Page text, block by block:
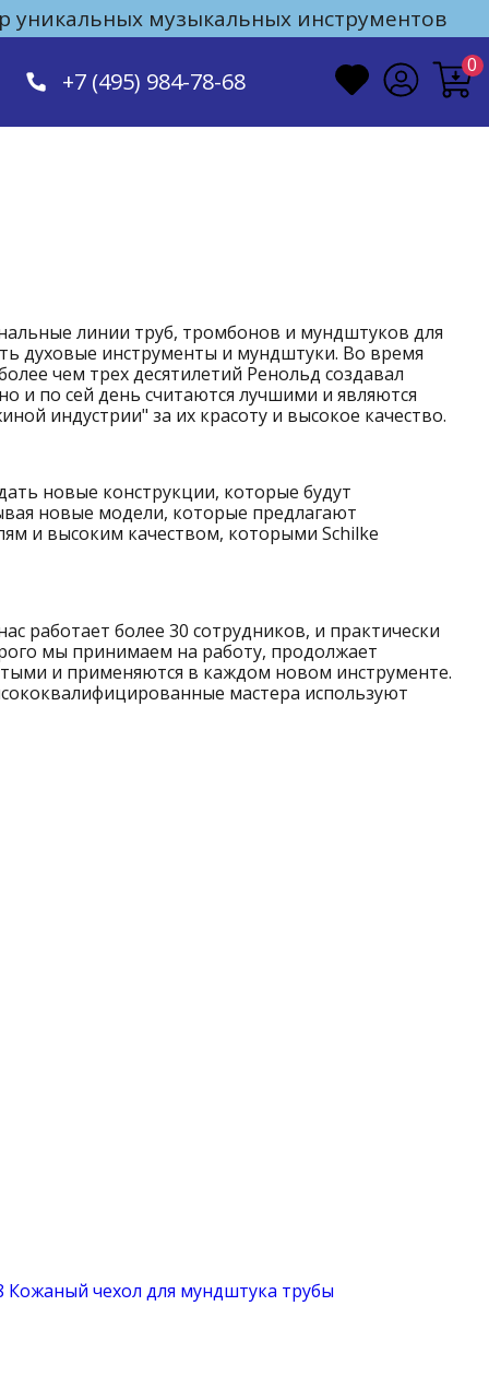
музыкальных инструментов
+7 (495) 984-78-68
0
линии труб, тромбонов и мундштуков для
духовые инструменты и мундштуки. Во время
чем трех десятилетий Ренольд создавал
и по сей день считаются лучшими и являются
индустрии" за их красоту и высокое качество.
новые конструкции, которые будут
новые модели, которые предлагают
и высоким качеством, которыми Schilke
работает более 30 сотрудников, и практически
мы принимаем на работу, продолжает
и применяются в каждом новом инструменте.
мастера используют
Кожаный чехол для мундштука трубы